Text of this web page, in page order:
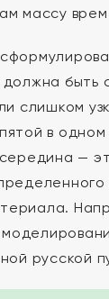
массу
быть
слишком
в одном
—
русской